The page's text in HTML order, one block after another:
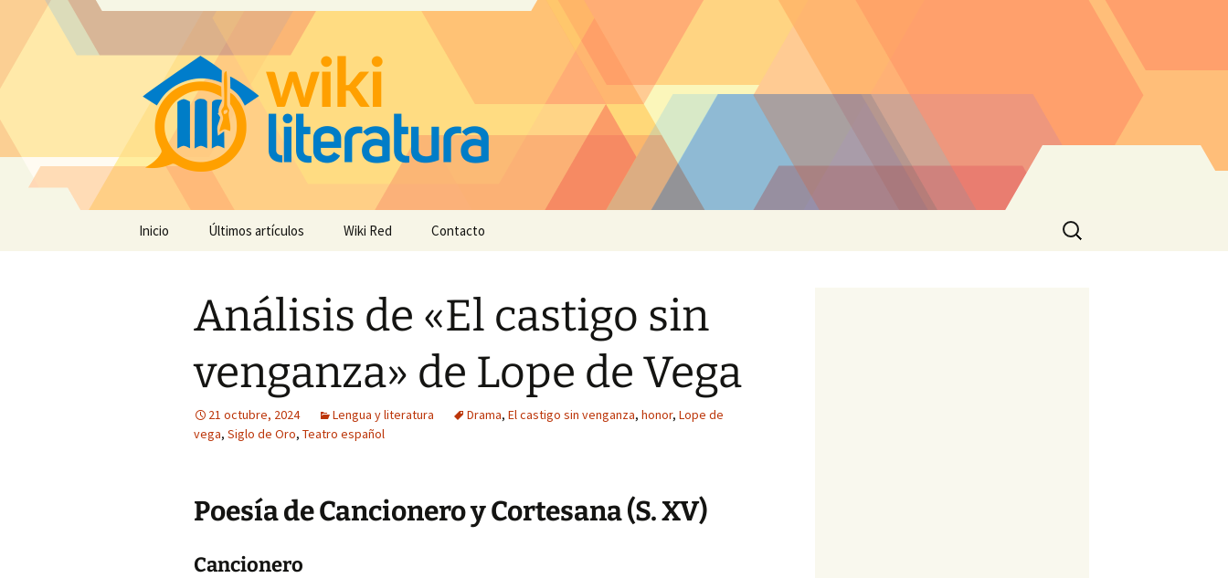
Inicio Últimos artículos Wiki Red Contacto
Buscar:
Análisis de «El castigo sin
venganza» de Lope de Vega
21 octubre, 2024 Lengua y literatura Drama, El castigo sin venganza, honor, Lope de
vega, Siglo de Oro, Teatro español
Poesía de Cancionero y Cortesana (S. XV)
Cancionero